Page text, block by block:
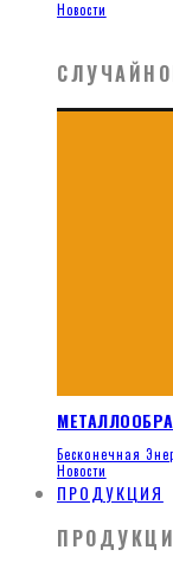
Новости
Бесконечная
Новости
ПРОДУКЦИЯ